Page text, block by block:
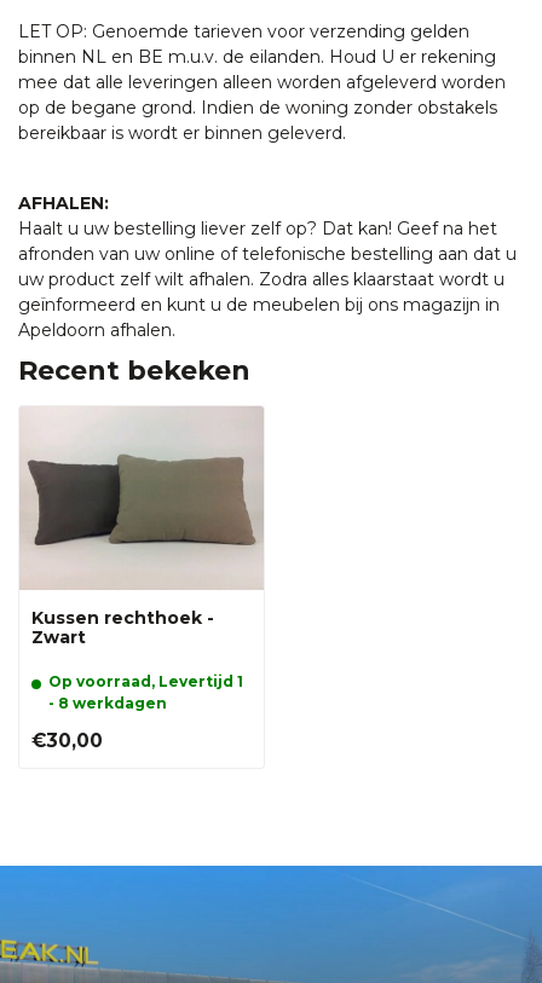
LET OP: Genoemde tarieven voor verzending gelden
binnen NL en BE m.u.v. de eilanden. Houd U er rekening
mee dat alle leveringen alleen worden afgeleverd worden
op de begane grond. Indien de woning zonder obstakels
bereikbaar is wordt er binnen geleverd.
AFHALEN:
Haalt u uw bestelling liever zelf op? Dat kan! Geef na het
afronden van uw online of telefonische bestelling aan dat u
uw product zelf wilt afhalen. Zodra alles klaarstaat wordt u
geïnformeerd en kunt u de meubelen bij ons magazijn in
Apeldoorn afhalen.
Recent bekeken
Kussen rechthoek -
Zwart
Op voorraad, Levertijd 1
- 8 werkdagen
€30,00